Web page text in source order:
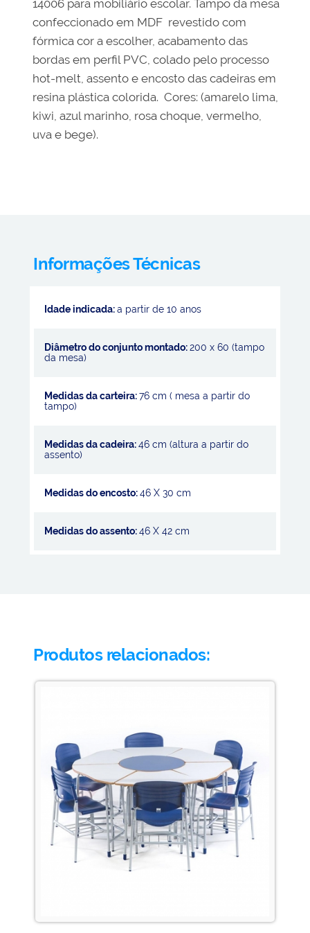
14006 para mobiliário escolar. Tampo da mesa
confeccionado em MDF revestido com
fórmica cor a escolher, acabamento das
bordas em perfil PVC, colado pelo processo
hot-melt, assento e encosto das cadeiras em
resina plástica colorida. Cores: (amarelo lima,
kiwi, azul marinho, rosa choque, vermelho,
uva e bege).
Informações Técnicas
Idade indicada:a partir de 10 anos
Diâmetro do conjunto montado:200 x 60 (tampo
da mesa)
Medidas da carteira:76 cm ( mesa a partir do
tampo)
Medidas da cadeira:46 cm (altura a partir do
assento)
Medidas do encosto:46 X 30 cm
Medidas do assento:46 X 42 cm
Produtos relacionados: